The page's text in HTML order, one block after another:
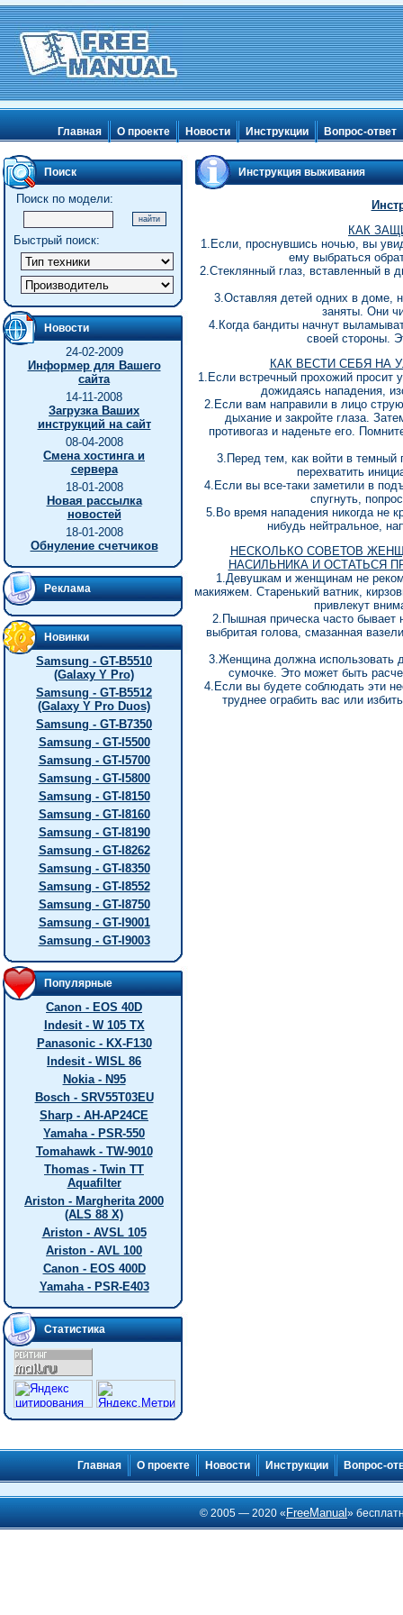
Главная О проекте Новости Инструкции Вопрос-ответ
Поиск
Поиск по модели:
Быстрый поиск:
Новости
24-02-2009
Информер для Вашего
сайта
14-11-2008
Загрузка Ваших
инструкций на сайт
08-04-2008
Смена хостинга и
сервера
18-01-2008
Новая рассылка
новостей
18-01-2008
Обнуление счетчиков
Реклама
Новинки
Samsung - GT-B5510
(Galaxy Y Pro)
Samsung - GT-B5512
(Galaxy Y Pro Duos)
Samsung - GT-B7350
Samsung - GT-I5500
Samsung - GT-I5700
Samsung - GT-I5800
Samsung - GT-I8150
Samsung - GT-I8160
Samsung - GT-I8190
Samsung - GT-I8262
Samsung - GT-I8350
Samsung - GT-I8552
Samsung - GT-I8750
Samsung - GT-I9001
Samsung - GT-I9003
Популярные
Canon - EOS 40D
Indesit - W 105 TX
Panasonic - KX-F130
Indesit - WISL 86
Nokia - N95
Bosch - SRV55T03EU
Sharp - AH-AP24CE
Yamaha - PSR-550
Tomahawk - TW-9010
Thomas - Twin TT
Aquafilter
Ariston - Margherita 2000
(ALS 88 X)
Ariston - AVSL 105
Ariston - AVL 100
Canon - EOS 400D
Yamaha - PSR-E403
Статистика
Инструкция выживания
КАК
1.Если, проснувшись ночью, вы
ему выбраться
2.Стеклянный глаз, вставленный в
3.Оставляя детей одних в доме,
заняты. Они
4.Когда бандиты начнут
своей стороны.
КАК ВЕСТИ СЕБЯ НА
1.Если встречный прохожий просит
дожидаясь нападения,
2.Если вам направили в лицо
дыхание и закройте глаза.
противогаз и наденьте его.
3.Перед тем, как войти в темный
перехватить
4.Если вы все-таки заметили в
спугнуть,
5.Во время нападения никогда не
нибудь нейтральное,
HЕСКОЛЬКО СОВЕТОВ
HАСИЛЬHИКА И ОСТАТЬСЯ
1.Девушкам и женщинам не
макияжем. Старенький ватник,
привлекут
2.Пышная прическа часто бывает
выбритая голова, смазанная
3.Женщина должна использовать
сумочке. Это может быть
4.Если вы будете соблюдать эти
труднее ограбить вас или
Главная О проекте Новости Инструкции Вопрос-
© 2005 — 2020 « FreeManual»